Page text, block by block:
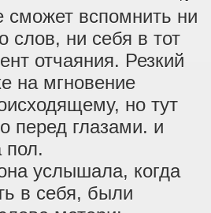
вспомнить ни
слов, ни себя в тот
отчаяния. Резкий
на мгновение
но тут
перед глазами. и
пол.
услышала, когда
в себя, были